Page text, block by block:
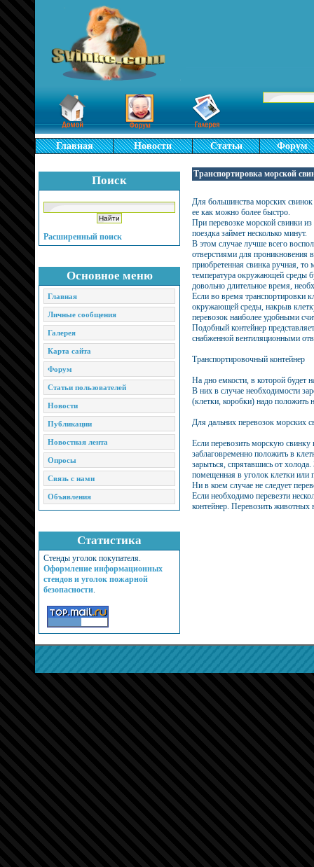
Главная Новости Статьи Форум
Поиск
Расширенный поиск
Основное меню
Главная
Личные сообщения
Галерея
Карта сайта
Форум
Статьи пользователей
Новости
Публикации
Новостная лента
Опросы
Связь с нами
Объявления
Статистика
Стенды уголок покупателя.
Оформление информационных
стендов и уголок пожарной
безопасности.
Транспортировка морской
Для большинства морских свинок
ее как можно более быстро.
При перевозке морской свинки
поездка займет несколько минут.
В этом случае лучше всего
отверстиями для
приобретенная свинка ручная,
температура окружающей среды
довольно длительное время,
Если во время транспортировки
окружающей среды, накрыв
перевозок наиболее удобными
Подобный контейнер
снабженной вентиляционными
Транспортировочный контейнер
На дно емкости, в которой будет
В них в случае необходимости
(клетки, коробки) надо положить
Для дальних перевозок морских
Если перевозить морскую свинку
заблаговременно положить в
зарыться, спрятавшись от
помещенная в уголок клетки или
Ни в коем случае не следует
Если необходимо перевезти
контейнер. Перевозить животных